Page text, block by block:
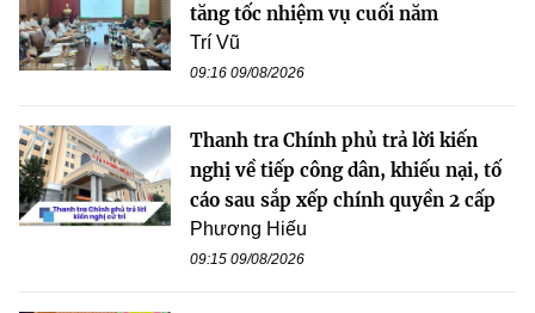
tăng tốc nhiệm vụ cuối năm
Trí Vũ
09:16 09/08/2026
Thanh tra Chính phủ trả lời kiến
nghị về tiếp công dân, khiếu nại, tố
cáo sau sắp xếp chính quyền 2 cấp
Phương Hiếu
09:15 09/08/2026